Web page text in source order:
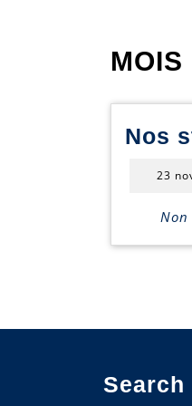
MOIS
Nos
23
Non
Search